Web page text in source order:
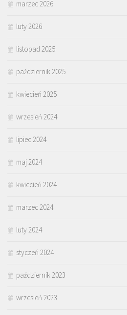
marzec 2026
luty 2026
listopad 2025
październik 2025
kwiecień 2025
wrzesień 2024
lipiec 2024
maj 2024
kwiecień 2024
marzec 2024
luty 2024
styczeń 2024
październik 2023
wrzesień 2023